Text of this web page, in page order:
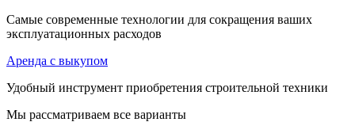
Самые современные технологии для сокращения ваших
эксплуатационных расходов
Аренда с выкупом
Удобный инструмент приобретения строительной техники
Мы рассматриваем все варианты